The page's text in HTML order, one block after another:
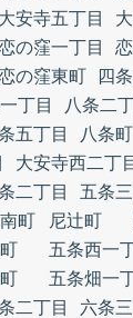
大安寺五丁目
の窪一丁目
の窪東町
四
丁目 八条二
五丁目
八条町
大安寺西二丁
二丁目 五条
町 尼辻町
五条西一
五条畑一
二丁目
六条